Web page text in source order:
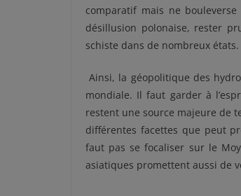
comparatif mais ne
désillusion polonaise, rester
schiste dans de nombreux états.
Ainsi, la géopolitique des
mondiale. Il faut garder à
restent une source majeure de
différentes facettes que peut
faut pas se focaliser sur le
asiatiques promettent aussi de